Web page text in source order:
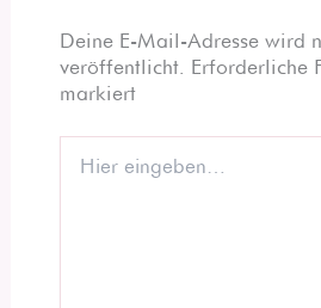
Deine E-Mail-Adresse wird
veröffentlicht. Erforderliche
markiert
eingeben…